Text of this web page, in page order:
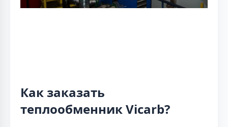
Как заказать
теплообменник Vicarb?